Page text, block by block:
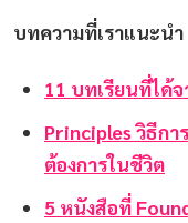
บทความที่เราแนะนำ
11 บทเรียนที่ได้
Principles วิธีก
ต้องการในชีวิต
5 หนังสือที่